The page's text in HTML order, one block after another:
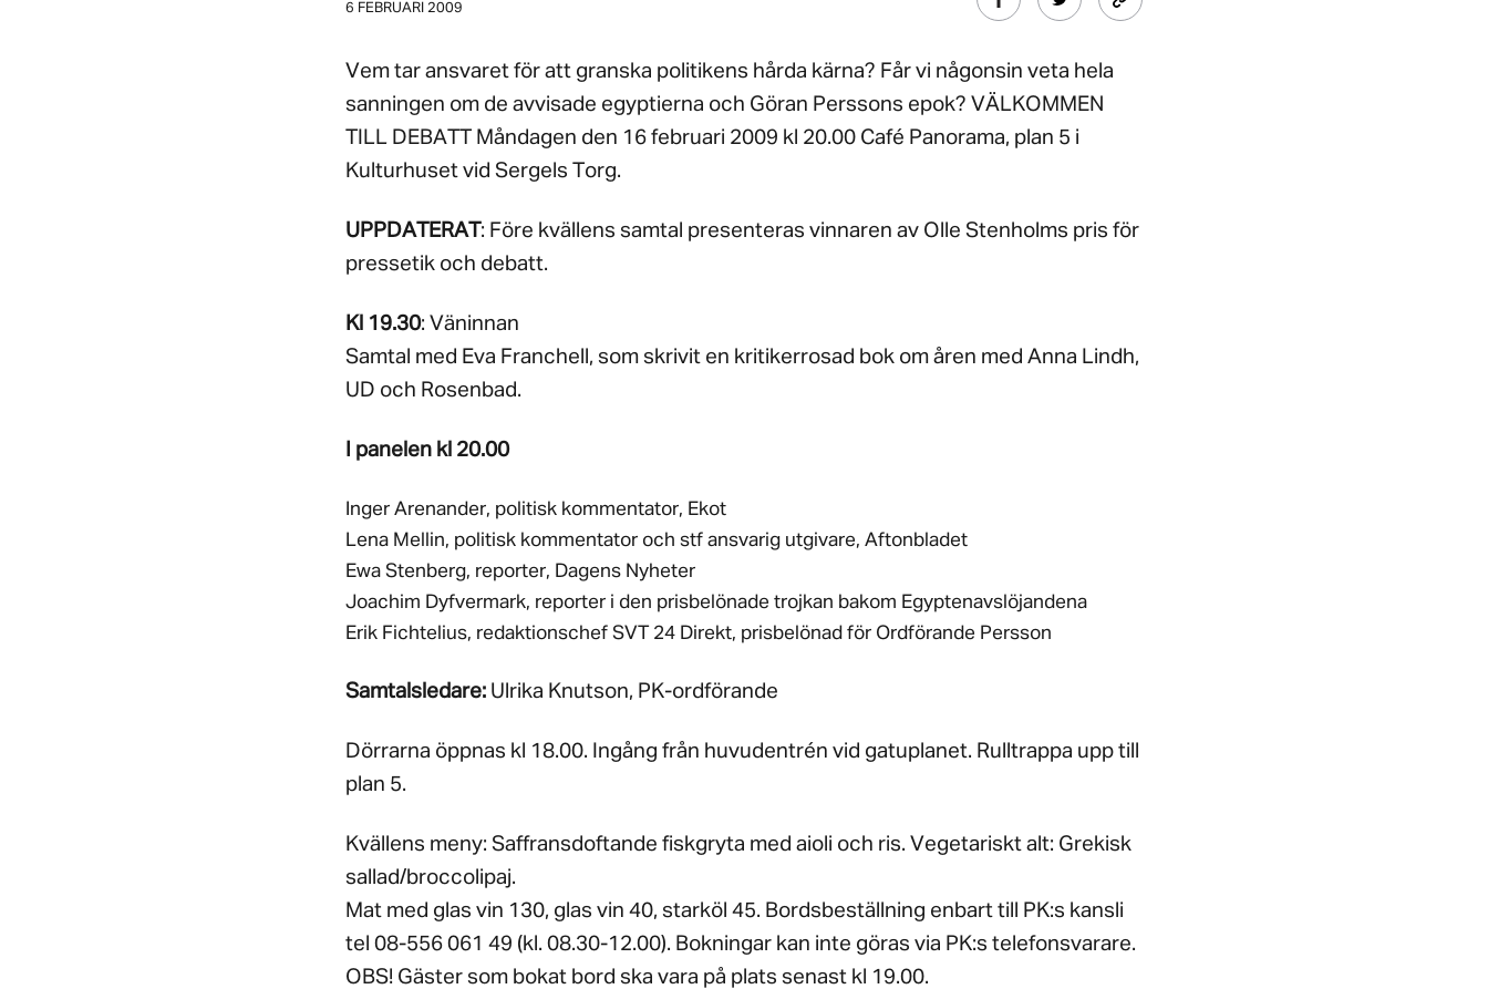
6 FEBRUARI 2009
Vem tar ansvaret för att granska politikens hårda kärna? Får vi någonsin veta hela
sanningen om de avvisade egyptierna och Göran Perssons epok? VÄLKOMMEN
TILL DEBATT Måndagen den 16 februari 2009 kl 20.00 Café Panorama, plan 5 i
Kulturhuset vid Sergels Torg.
UPPDATERAT: Före kvällens samtal presenteras vinnaren av Olle Stenholms pris för
pressetik och debatt.
Kl 19.30: Väninnan
Samtal med Eva Franchell, som skrivit en kritikerrosad bok om åren med Anna Lindh,
UD och Rosenbad.
I panelen kl 20.00
Inger Arenander, politisk kommentator, Ekot
Lena Mellin, politisk kommentator och stf ansvarig utgivare, Aftonbladet
Ewa Stenberg, reporter, Dagens Nyheter
Joachim Dyfvermark, reporter i den prisbelönade trojkan bakom Egyptenavslöjandena
Erik Fichtelius, redaktionschef SVT 24 Direkt, prisbelönad för Ordförande Persson
Samtalsledare: Ulrika Knutson, PK-ordförande
Dörrarna öppnas kl 18.00. Ingång från huvudentrén vid gatuplanet. Rulltrappa upp till
plan 5.
Kvällens meny: Saffransdoftande fiskgryta med aioli och ris. Vegetariskt alt: Grekisk
sallad/broccolipaj.
Mat med glas vin 130, glas vin 40, starköl 45. Bordsbeställning enbart till PK:s kansli
tel 08-556 061 49 (kl. 08.30-12.00). Bokningar kan inte göras via PK:s telefonsvarare.
OBS! Gäster som bokat bord ska vara på plats senast kl 19.00.